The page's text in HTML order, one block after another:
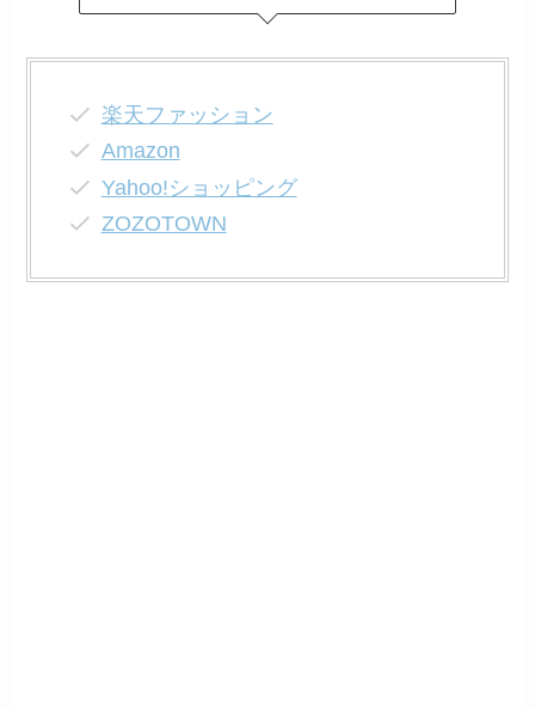
楽天ファッション
Amazon
Yahoo!ショッピング
ZOZOTOWN